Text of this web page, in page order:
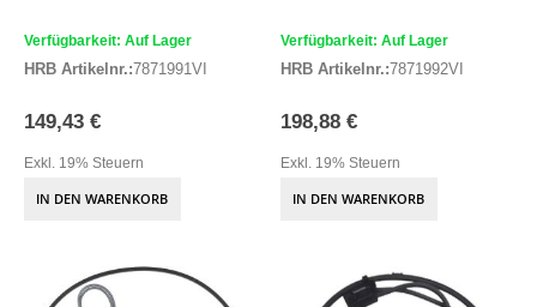
Verfügbarkeit: Auf Lager
HRB Artikelnr.:7871991VI
149,43 €
Exkl. 19% Steuern
IN DEN WARENKORB
Verfügbarkeit: Auf Lager
HRB Artikelnr.:7871992VI
198,88 €
Exkl. 19% Steuern
IN DEN WARENKORB